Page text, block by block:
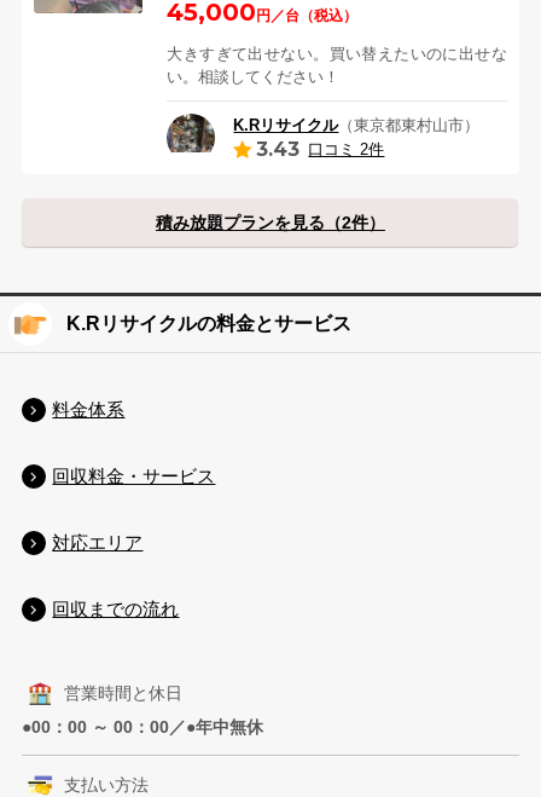
45,000円／台（税込）
大きすぎて出せない。買い替えたいのに出せな
い。相談してください！
K.Rリサイクル（東京都東村山市）
3.43 口コミ 2件
積み放題プランを見る（2件）
K.Rリサイクルの料金とサービス
料金体系
回収料金・サービス
対応エリア
回収までの流れ
営業時間と休日
●00：00 ～ 00：00／●年中無休
支払い方法